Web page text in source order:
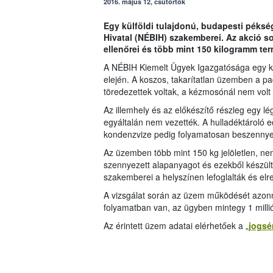
Egy külföldi tulajdonú, budapesti
Hivatal (NÉBIH) szakemberei. Az akció
ellenőrei és több mint 150 kilogramm
A NÉBIH Kiemelt Ügyek Igazgatósága
elején. A koszos, takarítatlan üzemben a
töredezettek voltak, a kézmosónál nem
Az illemhely és az előkészítő részleg egy
egyáltalán nem vezették. A hulladéktároló
kondenzvize pedig folyamatosan
Az üzemben több mint 150 kg jelöletlen,
szennyezett alapanyagot és ezekből
szakemberei a helyszínen lefoglalták és
A vizsgálat során az üzem működését
folyamatban van, az ügyben mintegy 1
Az érintett üzem adatai elérhetőek a „